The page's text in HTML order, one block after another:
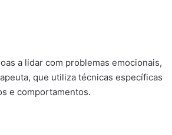
a lidar com problemas emocionais,
que utiliza técnicas específicas
e comportamentos.